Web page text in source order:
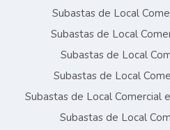
Subastas de Local
Subastas de Local
Subastas de Local
Subastas de Local
Subastas de Local Comercial
Subastas de Local